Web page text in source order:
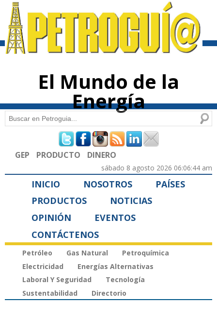
contenido
El Mundo de la
Energía
Formulario de búsqueda
Buscar
GEP PRODUCTO DINERO
sábado 8 agosto 2026 06:06:44 am
INICIO NOSOTROS
PAÍSES
PRODUCTOS
NOTICIAS
OPINIÓN
EVENTOS
CONTÁCTENOS
Petróleo Gas Natural
Petroquímica
Electricidad
Energías Alternativas
Laboral Y Seguridad
Tecnología
Sustentabilidad
Directorio